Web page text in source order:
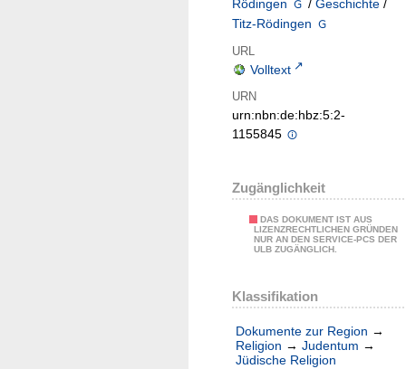
Rödingen
/ Geschichte /
Titz-Rödingen
URL
Volltext
URN
urn:nbn:de:hbz:5:2-
1155845
Zugänglichkeit
DAS DOKUMENT IST AUS
LIZENZRECHTLICHEN GRÜNDEN
NUR AN DEN SERVICE-PCS DER
ULB ZUGÄNGLICH.
Klassifikation
Dokumente zur Region →
Religion → Judentum →
Jüdische Religion